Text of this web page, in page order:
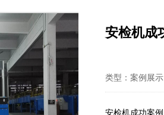
安检机成
类型：案例展
安检机成功案例